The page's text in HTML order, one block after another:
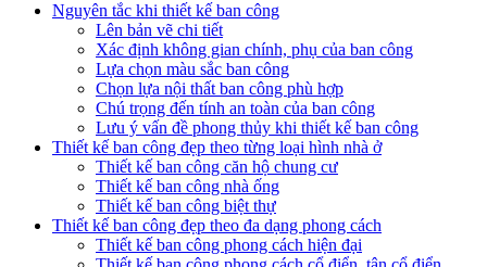
Nguyên tắc khi thiết kế ban công
Lên bản vẽ chi tiết
Xác định không gian chính, phụ của ban công
Lựa chọn màu sắc ban công
Chọn lựa nội thất ban công phù hợp
Chú trọng đến tính an toàn của ban công
Lưu ý vấn đề phong thủy khi thiết kế ban công
Thiết kế ban công đẹp theo từng loại hình nhà ở
Thiết kế ban công căn hộ chung cư
Thiết kế ban công nhà ống
Thiết kế ban công biệt thự
Thiết kế ban công đẹp theo đa dạng phong cách
Thiết kế ban công phong cách hiện đại